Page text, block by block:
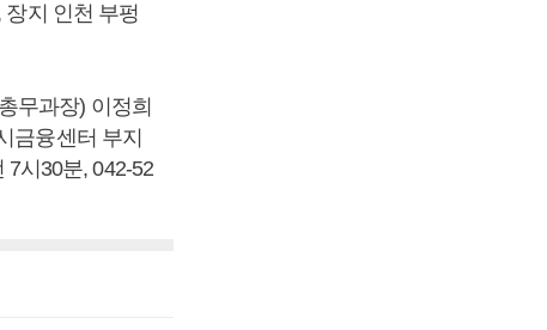
지 인천 부펑
무과장) 이정희
금융센터 부지
시30분, 042-52